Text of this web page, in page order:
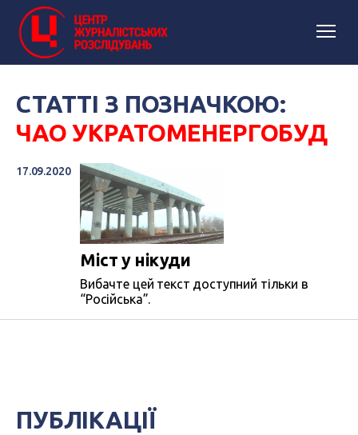
СТАТТІ З ПОЗНАЧКОЮ:
ЧАО УКРАТОМЕНЕРГОБУД
17.09.2020
Міст у нікуди
Вибачте цей текст доступний тільки в
“Російська”.
ПУБЛІКАЦІЇ